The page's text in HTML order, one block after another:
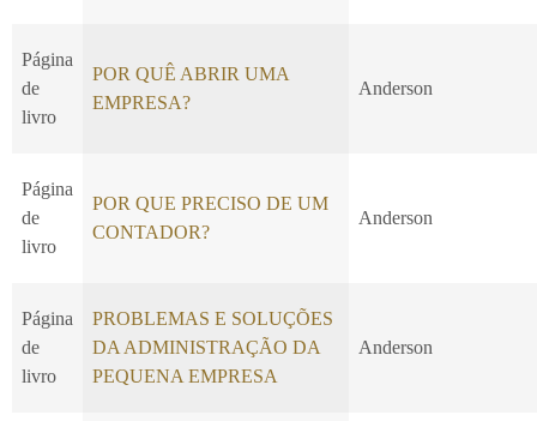
Página
de
livro
POR QUÊ ABRIR UMA
EMPRESA?
Anderson
Página
de
livro
POR QUE PRECISO DE UM
CONTADOR?
Anderson
Página
de
livro
PROBLEMAS E SOLUÇÕES
DA ADMINISTRAÇÃO DA
PEQUENA EMPRESA
Anderson